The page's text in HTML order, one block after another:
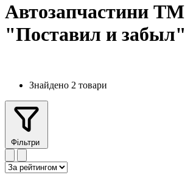
Автозапчастини ТМ
"Поставил и забыл"
Знайдено 2 товари
Фільтри